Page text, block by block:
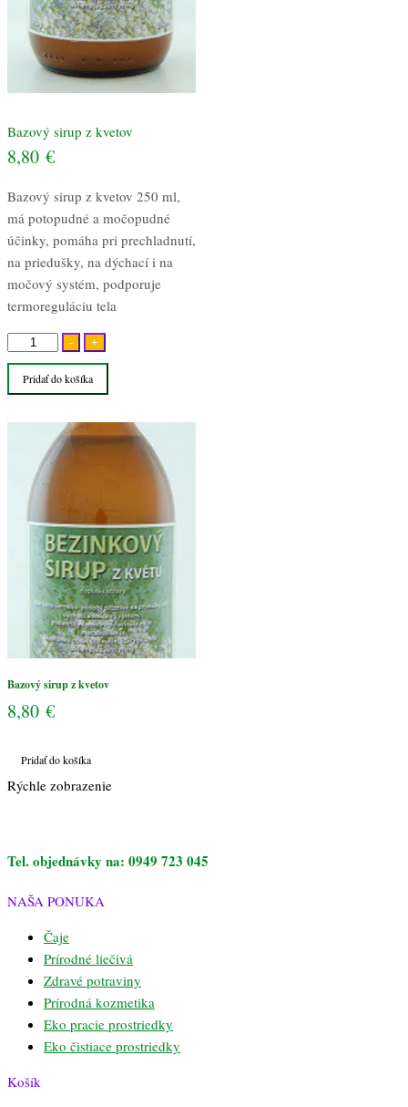
Bazový sirup z kvetov
8,80 €
Bazový sirup z kvetov 250 ml,
má potopudné a močopudné
účinky, pomáha pri prechladnutí,
na priedušky, na dýchací i na
močový systém, podporuje
termoreguláciu tela
-
množstvo
Bazový
sirup
kvetov
+
Pridať do košíka
Bazový sirup z kvetov
8,80 €
Pridať do košíka
Rýchle zobrazenie
Tel. objednávky na: 0949 723 045
NAŠA PONUKA
Čaje
Prírodné liečivá
Zdravé potraviny
Prírodná kozmetika
Eko pracie prostriedky
Eko čistiace prostriedky
Košík